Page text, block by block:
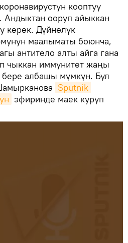
кооптуу
ооруп айыккан
керек. Дүйнөлүк
маалыматы боюнча,
антитело алты айга гана
чыккан иммунитет жаңы
албашы мүмкүн. Бул
Sputnik
эфиринде маек куруп